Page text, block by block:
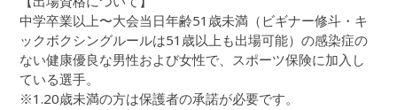
中学卒業以上〜大会当日年齢51歳未満（ビギナー修斗・キ
ックボクシングルールは51歳以上も出場可能）の感染症の
ない健康優良な男性および女性で、スポーツ保険に加入し
ている選手。
※1.20歳未満の方は保護者の承諾が必要です。